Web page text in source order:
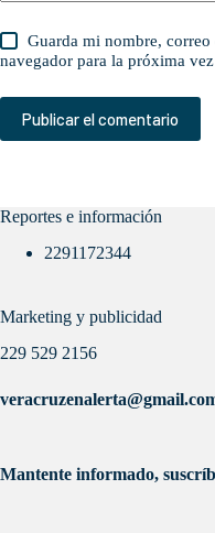
Guarda mi nombre,
navegador para la próxima
Publicar el comentario
Reportes e información
2291172344
Marketing y publicidad
229 529 2156
Mantente informado,